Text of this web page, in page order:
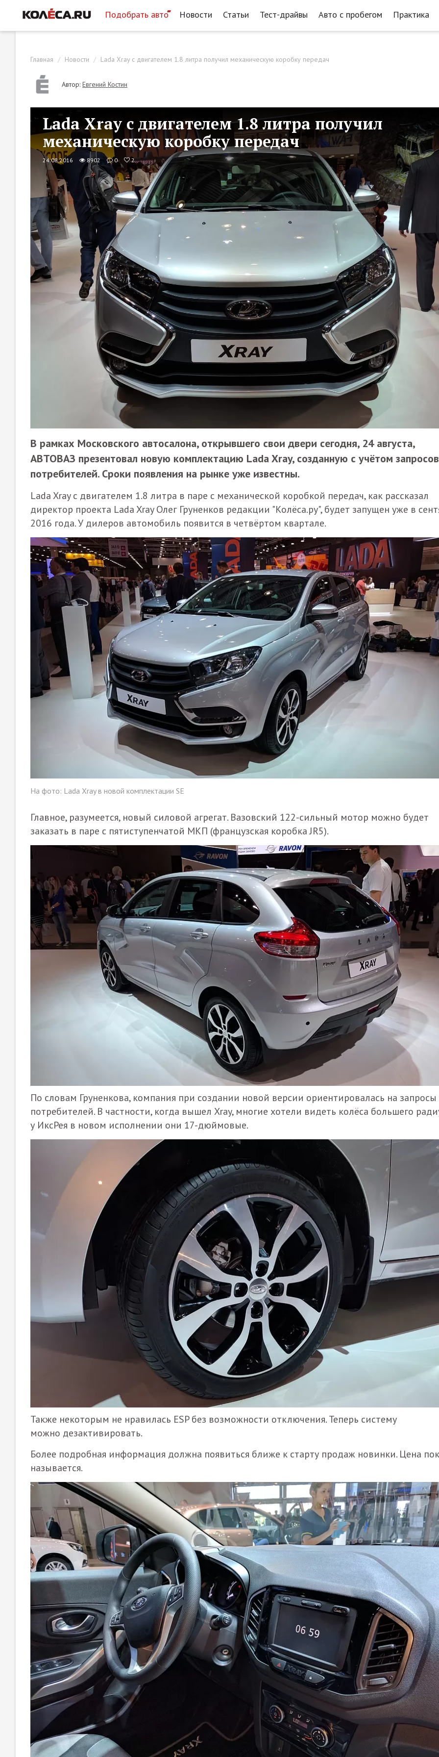
Подобрать авто Новости Статьи Тест-драйвы Авто с пробегом Практика
Главная Новости Lada Xray с двигателем 1.8 литра получил механическую коробку передач
Автор: Евгений Костин
Lada Xray с двигателем 1.8 литра получил
механическую коробку передач
24.08.2016 8902 0 2
В рамках Московского автосалона, открывшего свои двери сегодня, 24 августа,
АВТОВАЗ презентовал новую комплектацию Lada Xray, созданную с учётом запросов
потребителей. Сроки появления на рынке уже известны.
Lada Xray с двигателем 1.8 литра в паре с механической коробкой передач, как рассказал
директор проекта Lada Xray Олег Груненков редакции "Колёса.ру", будет запущен уже в
2016 года. У дилеров автомобиль появится в четвёртом квартале.
На фото: Lada Xray в новой комплектации SE
Главное, разумеется, новый силовой агрегат. Вазовский 122-сильный мотор можно будет
заказать в паре с пятиступенчатой МКП (французская коробка JR5).
По словам Груненкова, компания при создании новой версии ориентировалась на запросы
потребителей. В частности, когда вышел Xray, многие хотели видеть колёса большего
у ИксРея в новом исполнении они 17-дюймовые.
Также некоторым не нравилась ESP без возможности отключения. Теперь систему
можно дезактивировать.
Более подробная информация должна появиться ближе к старту продаж новинки. Цена
называется.